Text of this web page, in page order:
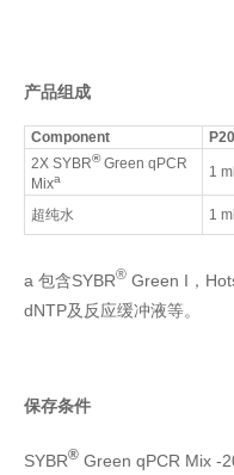
产品组成
Component
2X SYBR®Green qPCR
Mixa 1 ml
超纯水 1 ml
a 包含SYBR® Green I，
dNTP及反应缓冲液等。
保存条件
SYBR® Green qPCR Mix -